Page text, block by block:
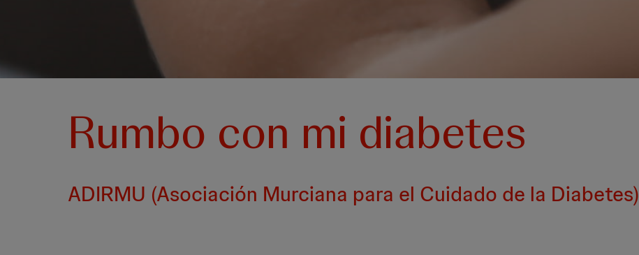
Rumbo con mi diabetes
ADIRMU (Asociación Murciana para el Cuidado de la Diabetes)